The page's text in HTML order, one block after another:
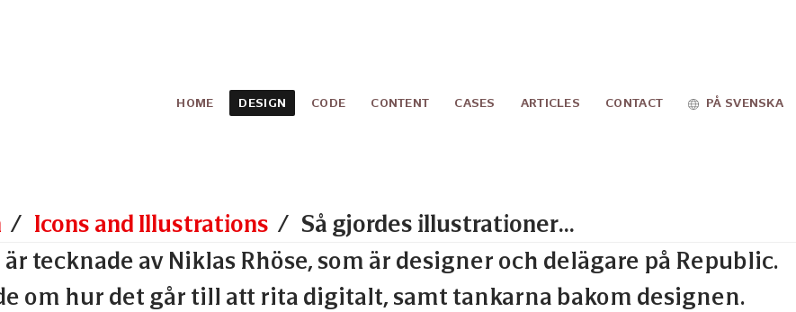
HOME DESIGN CODE CONTENT CASES ARTICLES CONTACT PÅ SVENSKA
Icons and Illustrations Så gjordes illustrationerna på republic.se
tecknade av Niklas Rhöse, som är designer och delägare på Republic.
om hur det går till att rita digitalt, samt tankarna bakom designen.